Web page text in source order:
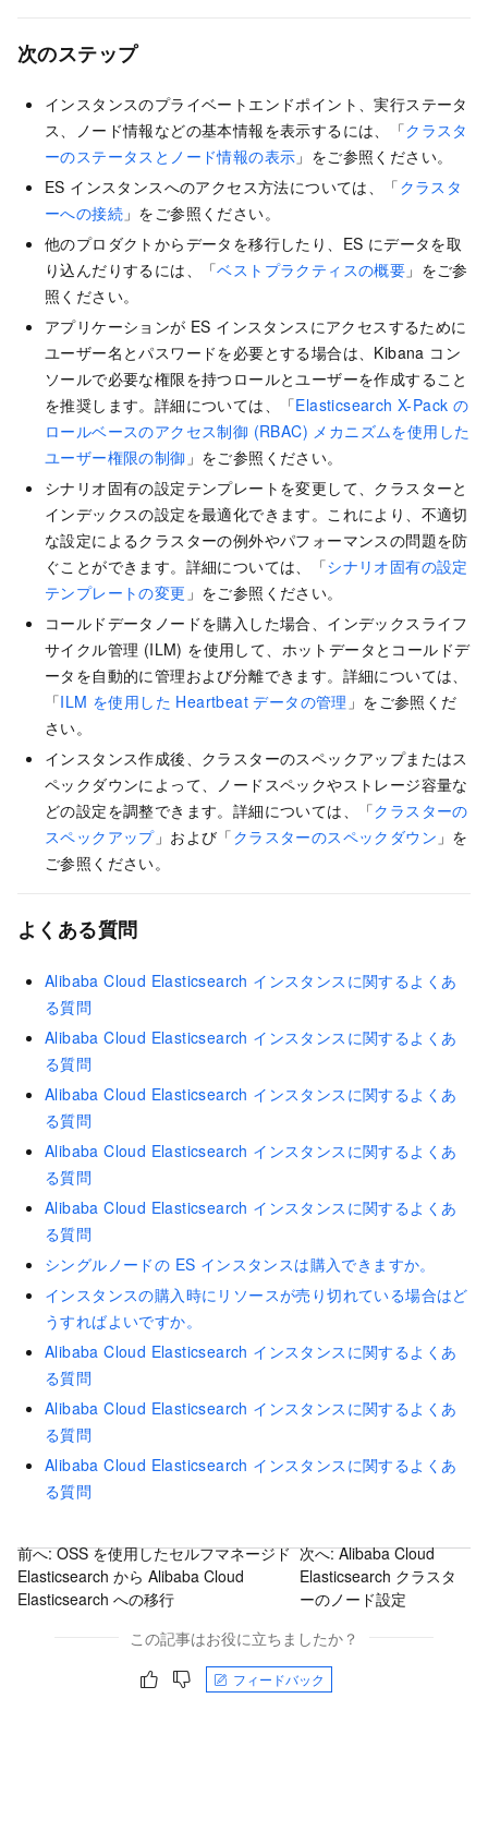
次のステップ
インスタンスのプライベートエンドポイント、実行ステータ
ス、ノード情報などの基本情報を表示するには、「クラスタ
ーのステータスとノード情報の表示 」をご参照ください。
ES インスタンスへのアクセス方法については、「クラスタ
ーへの接続 」をご参照ください。
他のプロダクトからデータを移行したり、ES にデータを取
り込んだりするには、「ベストプラクティスの概要 」をご参
照ください。
アプリケーションが ES インスタンスにアクセスするために
ユーザー名とパスワードを必要とする場合は、Kibana コン
ソールで必要な権限を持つロールとユーザーを作成すること
を推奨します。詳細については、「Elasticsearch X-Pack の
ロールベースのアクセス制御 (RBAC) メカニズムを使用した
ユーザー権限の制御 」をご参照ください。
シナリオ固有の設定テンプレートを変更して、クラスターと
インデックスの設定を最適化できます。これにより、不適切
な設定によるクラスターの例外やパフォーマンスの問題を防
ぐことができます。詳細については、「シナリオ固有の設定
テンプレートの変更 」をご参照ください。
コールドデータノードを購入した場合、インデックスライフ
サイクル管理 (ILM) を使用して、ホットデータとコールドデ
ータを自動的に管理および分離できます。詳細については、
「ILM を使用した Heartbeat データの管理 」をご参照くだ
さい。
インスタンス作成後、クラスターのスペックアップまたはス
ペックダウンによって、ノードスペックやストレージ容量な
どの設定を調整できます。詳細については、「クラスターの
スペックアップ」および「クラスターのスペックダウン 」を
ご参照ください。
よくある質問
Alibaba Cloud Elasticsearch インスタンスに関するよくあ
る質問
Alibaba Cloud Elasticsearch インスタンスに関するよくあ
る質問
Alibaba Cloud Elasticsearch インスタンスに関するよくあ
る質問
Alibaba Cloud Elasticsearch インスタンスに関するよくあ
る質問
Alibaba Cloud Elasticsearch インスタンスに関するよくあ
る質問
シングルノードの ES インスタンスは購入できますか。
インスタンスの購入時にリソースが売り切れている場合はど
うすればよいですか。
Alibaba Cloud Elasticsearch インスタンスに関するよくあ
る質問
Alibaba Cloud Elasticsearch インスタンスに関するよくあ
る質問
Alibaba Cloud Elasticsearch インスタンスに関するよくあ
る質問
前へ:OSS を使用したセルフマネージド
Elasticsearch から Alibaba Cloud
Elasticsearch への移行
次へ:Alibaba Cloud
Elasticsearch クラスタ
ーのノード設定
この記事はお役に立ちましたか？
フィードバック